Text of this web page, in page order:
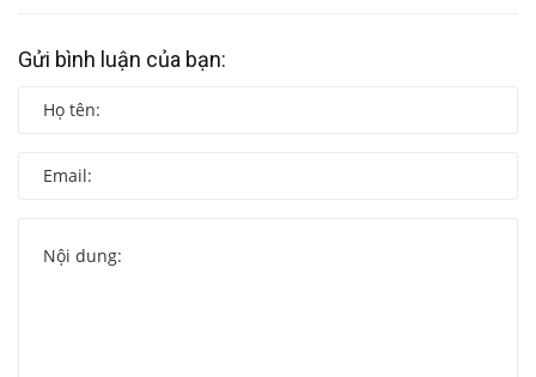
Gửi bình luận của bạn: